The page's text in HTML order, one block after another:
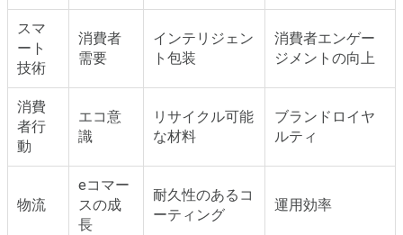
スマ
ート
技術
消費者
需要
インテリジェン
ト包装
消費者エンゲー
ジメントの向上
消費
者行
動
エコ意
識
リサイクル可能
な材料
ブランドロイヤ
ルティ
物流
eコマー
スの成
長
耐久性のあるコ
ーティング
運用効率